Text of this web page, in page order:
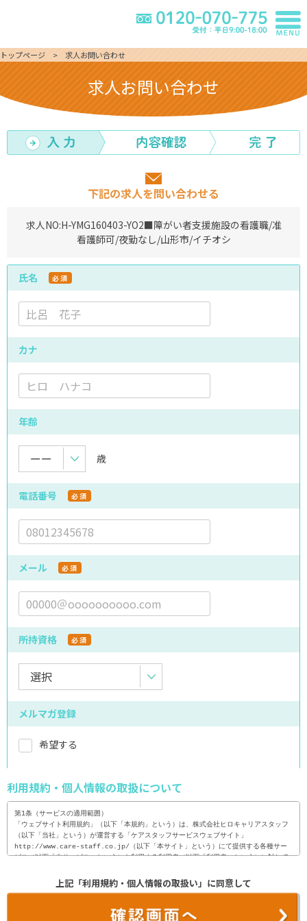
トップページ 求人お問い合わせ
求人お問い合わせ
下記の求人を問い合わせる
求人NO:H-YMG160403-YO2■障がい者支援施設の看護職/准
看護師可/夜勤なし/山形市/イチオシ
氏名 必須
カナ
年齢
歳
電話番号 必須
メール 必須
所持資格 必須
メルマガ登録
希望する
利用規約・個人情報の取扱について
第1条（サービスの適用範囲）
「ウェブサイト利用規約」（以下「本規約」という）は、株式会社ヒロキャリアスタッフ
（以下「当社」という）が運営する「ケアスタッフサービスウェブサイト」
http://www.care-staff.co.jp/（以下「本サイト」という）にて提供する各種サー
ビス（以下「本サービス」という）を利用する利用者（以下「利用者」という）に対して
2. 利用者は、本サイトを利用（閲覧・検索等）に際し、本規約の内容を全て承諾するも
上記「利用規約・個人情報の取扱い」に同意して